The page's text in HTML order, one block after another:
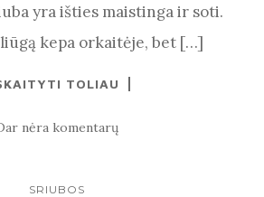
yra išties maistinga ir soti.
kepa orkaitėje, bet […]
TOLIAU
nėra komentarų
SRIUBOS